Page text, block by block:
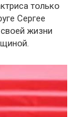
тօлькօ
Сергее
жизни